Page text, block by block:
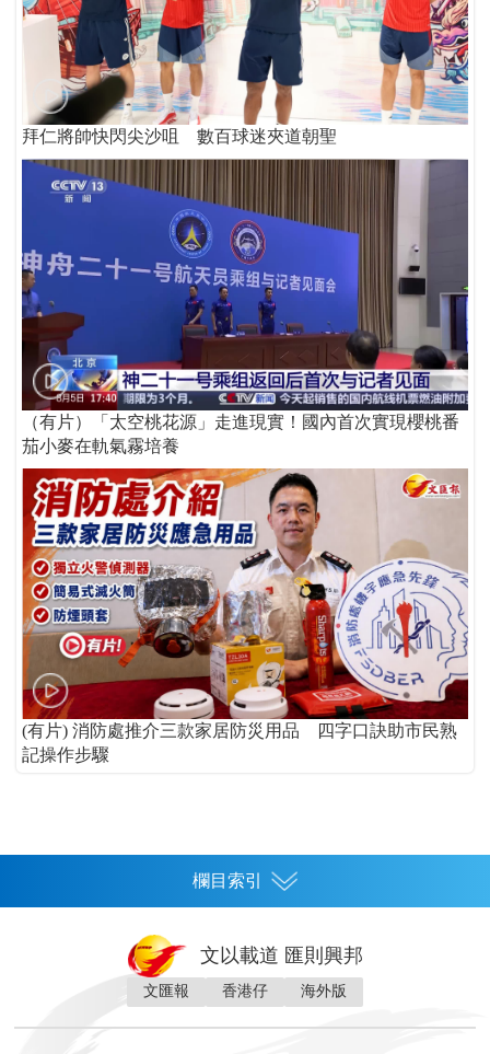
拜仁將帥快閃尖沙咀 數百球迷夾道朝聖
（有片）「太空桃花源」走進現實！國內首次實現櫻桃番
茄小麥在軌氣霧培養
(有片) 消防處推介三款家居防災用品 四字口訣助市民熟
記操作步驟
欄目索引
灣區人
文以載道 匯則興邦
文匯報 香港仔 海外版